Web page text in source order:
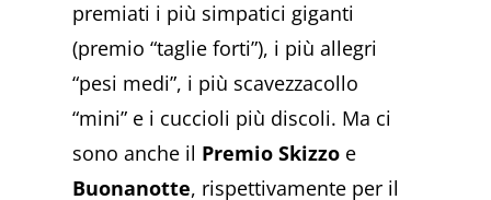
premiati i più simpatici giganti
(premio “taglie forti”), i più allegri
“pesi medi”, i più scavezzacollo
“mini” e i cuccioli più discoli. Ma ci
sono anche il Premio Skizzo e
Buonanotte, rispettivamente per il